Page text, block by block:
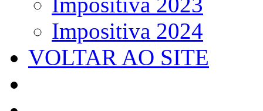
Impositiva 2024
VOLTAR AO SITE